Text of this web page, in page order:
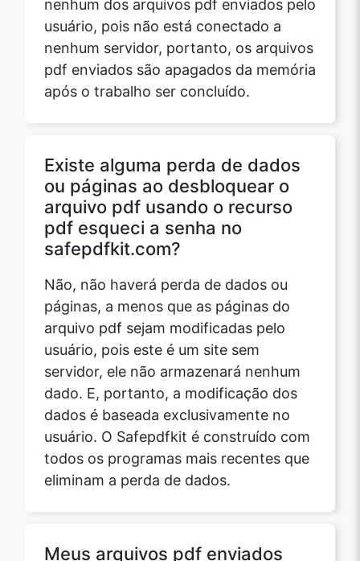
nenhum dos arquivos pdf enviados pelo
usuário, pois não está conectado a
nenhum servidor, portanto, os arquivos
pdf enviados são apagados da memória
após o trabalho ser concluído.
Existe alguma perda de dados
ou páginas ao desbloquear o
arquivo pdf usando o recurso
pdf esqueci a senha no
safepdfkit.com?
Não, não haverá perda de dados ou
páginas, a menos que as páginas do
arquivo pdf sejam modificadas pelo
usuário, pois este é um site sem
servidor, ele não armazenará nenhum
dado. E, portanto, a modificação dos
dados é baseada exclusivamente no
usuário. O Safepdfkit é construído com
todos os programas mais recentes que
eliminam a perda de dados.
Meus arquivos pdf enviados